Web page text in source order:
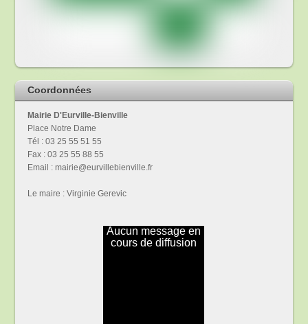
Coordonnées
Mairie D'Eurville-Bienville
Place Notre Dame
Tél : 03 25 55 51 55
Fax : 03 25 55 88 55
Email : mairie@eurvillebienville.fr
Le maire : Virginie Gerevic